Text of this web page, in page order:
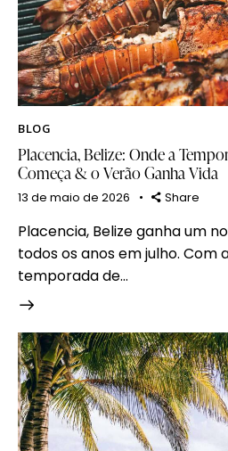
BLOG
Placencia, Belize: Onde a
Começa & o Verão Ganha Vida
13 de maio de 2026 Share
Placencia, Belize ganha um
todos os anos em julho. Com
temporada de…